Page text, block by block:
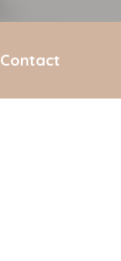
Contact